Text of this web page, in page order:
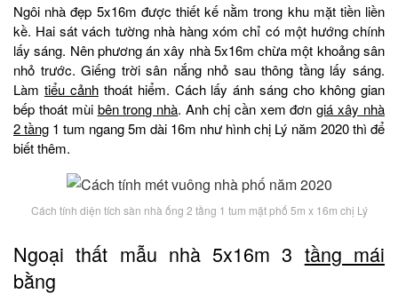
Ngôi nhà đẹp 5x16m được thiết kế nằm trong khu mặt tiền liền
kề. Hai sát vách tường nhà hàng xóm chỉ có một hướng chính
lấy sáng. Nên phương án xây nhà 5x16m chừa một khoảng sân
nhỏ trước. Giếng trời sân nắng nhỏ sau thông tầng lấy sáng.
Làm tiểu cảnhthoát hiểm. Cách lấy ánh sáng cho không gian
bếp thoát mùi bên trong nhà. Anh chị cần xem đơngiá xây nhà
2 tầng 1 tum ngang 5m dài 16m như hình chị Lý năm 2020 thì để
biết thêm.
Cách tính diện tích sàn nhà ống 2 tầng 1 tum mặt phố 5m x 16m chị Lý
Ngoại thất mẫu nhà 5x16m 3 tầng mái
bằng